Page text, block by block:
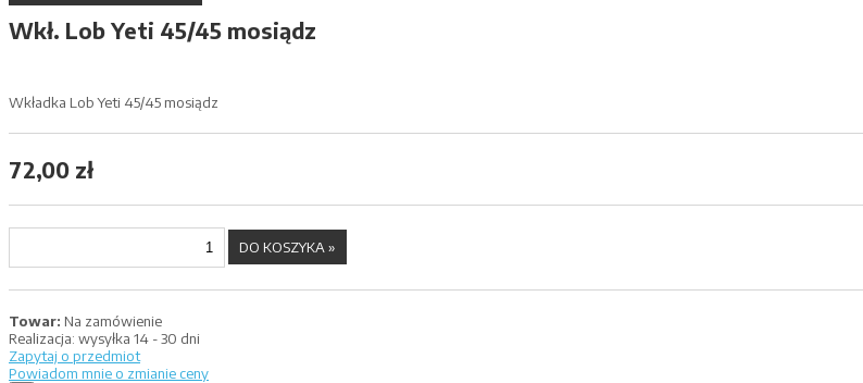
Wkł. Lob Yeti 45/45 mosiądz
Wkładka Lob Yeti 45/45 mosiądz
72,00 zł
Towar: Na zamówienie
Realizacja: wysyłka 14 - 30 dni
Zapytaj o przedmiot
Powiadom mnie o zmianie ceny